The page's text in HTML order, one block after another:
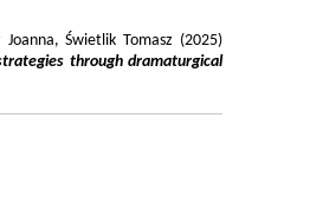
Joanna, Świetlik Tomasz (2025)
through dramaturgical